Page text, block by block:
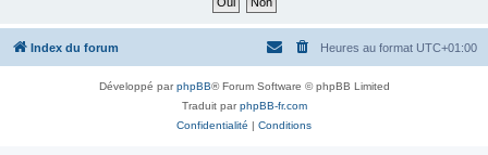
Index du forum Heures au format UTC+01:00
Développé parphpBB® Forum Software © phpBB Limited
Traduit parphpBB-fr.com
Confidentialité | Conditions